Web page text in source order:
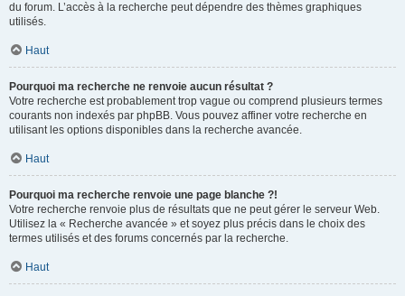
du forum. L’accès à la recherche peut dépendre des thèmes graphiques
utilisés.
Haut
Pourquoi ma recherche ne renvoie aucun résultat ?
Votre recherche est probablement trop vague ou comprend plusieurs termes
courants non indexés par phpBB. Vous pouvez affiner votre recherche en
utilisant les options disponibles dans la recherche avancée.
Haut
Pourquoi ma recherche renvoie une page blanche ?!
Votre recherche renvoie plus de résultats que ne peut gérer le serveur Web.
Utilisez la « Recherche avancée » et soyez plus précis dans le choix des
termes utilisés et des forums concernés par la recherche.
Haut